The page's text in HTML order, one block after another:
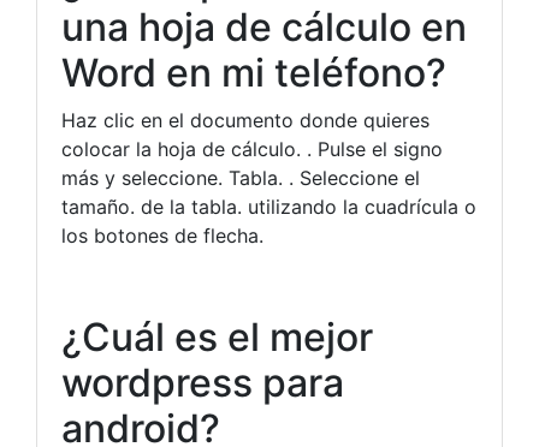
una hoja de cálculo en
Word en mi teléfono?
Haz clic en el documento donde quieres
colocar la hoja de cálculo. . Pulse el signo
más y seleccione. Tabla. . Seleccione el
tamaño. de la tabla. utilizando la cuadrícula o
los botones de flecha.
¿Cuál es el mejor
wordpress para
android?